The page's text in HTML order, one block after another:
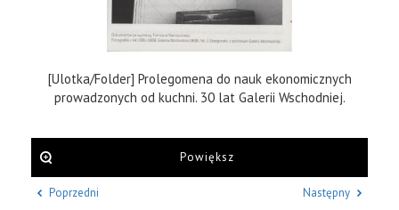
[Ulotka/Folder] Prolegomena do nauk ekonomicznych
prowadzonych od kuchni. 30 lat Galerii Wschodniej.
Powiększ
Poprzedni Następny